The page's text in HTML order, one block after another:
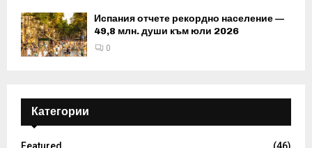
Испания отчете рекордно население —
49,8 млн. души към юли 2026
0
Категории